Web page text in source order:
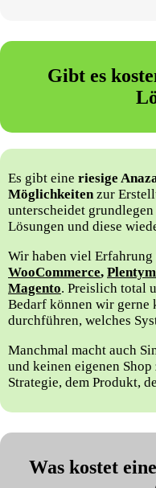
Gibt es
Es gibt eine riesige
Möglichkeitenzur
unterscheidet
Lösungen und diese
Wir haben viel
WooCommerce,
Magento. Preislich total
Bedarf können wir gerne
durchführen, welches
Manchmal macht auch
und keinen eigenen
Strategie, dem Produkt,
Was kostet